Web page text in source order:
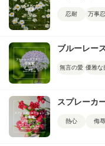
忍耐 万事
ブルーレー
無言の愛 優雅な
スプレーカ
熱心 侮辱